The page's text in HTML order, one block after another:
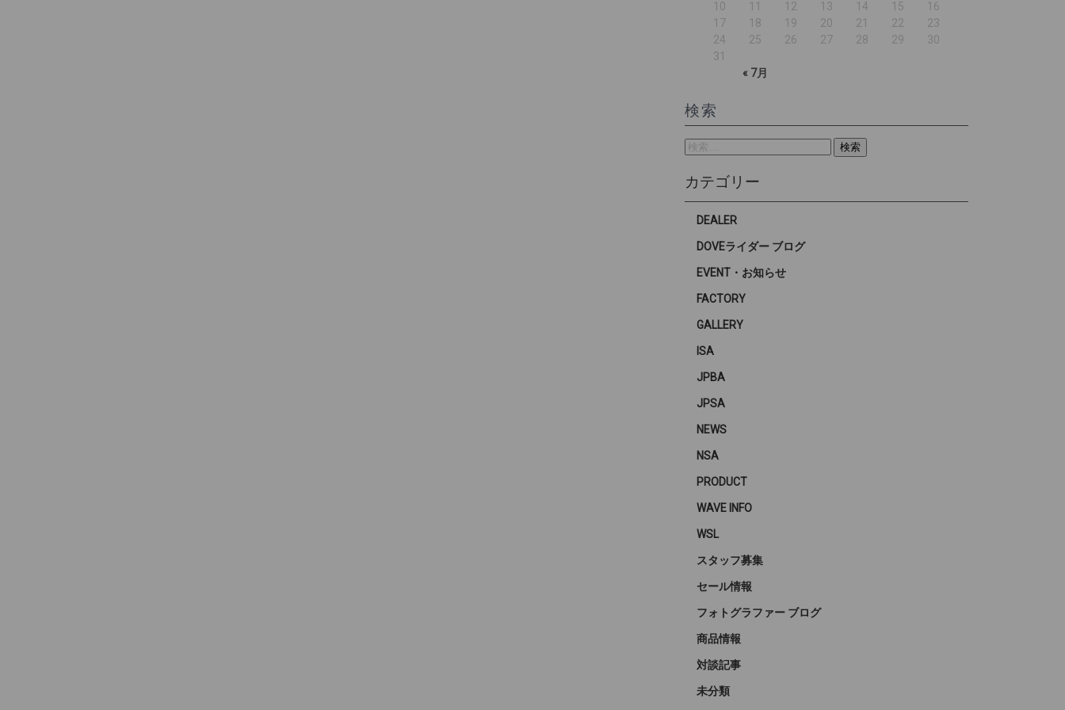
« 7月
10 11 12 13 14 15
16
17
18 19 20 21 22
23
24
25 26 27 28 29
30
31
検索
検
索:
カテゴリー
DEALER
DOVEライダー ブログ
EVENT・お知らせ
FACTORY
GALLERY
ISA
JPBA
JPSA
NEWS
NSA
PRODUCT
WAVE INFO
WSL
スタッフ募集
セール情報
フォトグラファー ブログ
商品情報
対談記事
未分類